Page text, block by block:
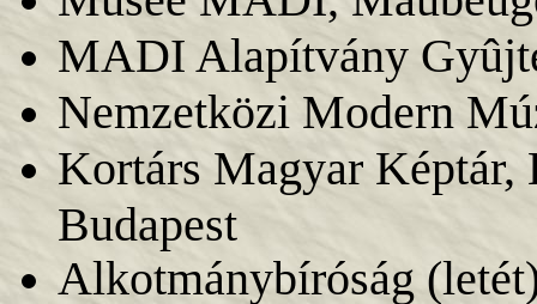
MADI Alapítvány
Nemzetközi Modern
Kortárs Magyar Képtár,
Budapest
Alkotmánybíróság